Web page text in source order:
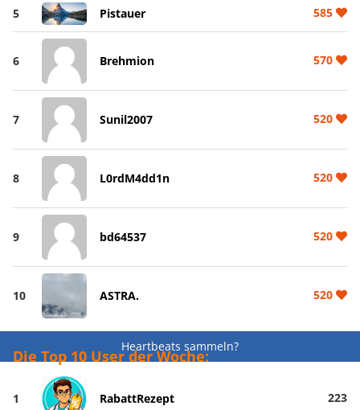
5 Pistauer 585
6 Brehmion 570
7 Sunil2007 520
8 L0rdM4dd1n 520
9 bd64537 520
10 ASTRA. 520
Heartbeats sammeln?
Die Top 10 User der Woche:
1 RabattRezept 223